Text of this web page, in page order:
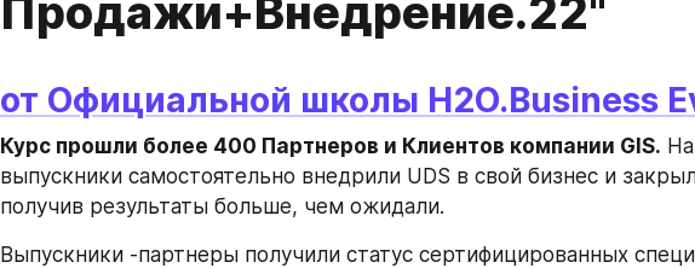
Продажи+Внедрение.22"
от Официальной школы H2O.Business
Курс прошли более 400 Партнеров и Клиентов компании GIS.
выпускники самостоятельно внедрили UDS в свой бизнес и
получив результаты больше, чем ожидали.
Выпускники -партнеры получили статус сертифицированных